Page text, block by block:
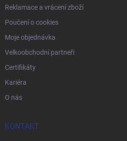
Reklamace a vrácení zboží
Poučení o cookies
Moje objednávka
Velkoobchodní partneři
Certifikáty
Kariéra
O nás
KONTAKT